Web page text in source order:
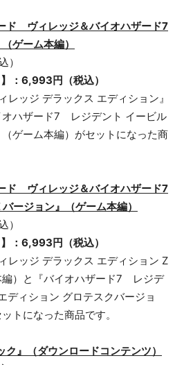
ド ヴィレッジ＆バイオハザード7
ゲーム本編）
）
： 6,993円（税込）
ッジ デラックス エディション』
オハザード7 レジデント イービル
ゲーム本編）がセットになった商
ド ヴィレッジ＆バイオハザード7
バージョン』（ゲーム本編）
）
： 6,993円（税込）
ッジ デラックス エディション Z
編）と『バイオハザード7 レジデ
ディション グロテスクバージョ
トになった商品です。
ク』（ダウンロードコンテンツ）